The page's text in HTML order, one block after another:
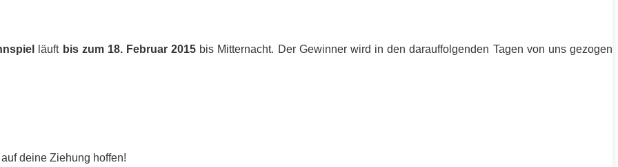
läuft bis zum 18. Februar 2015 bis Mitternacht. Der Gewinner wird in den darauffolgenden Tagen von uns gezogen
deine Ziehung hoffen!